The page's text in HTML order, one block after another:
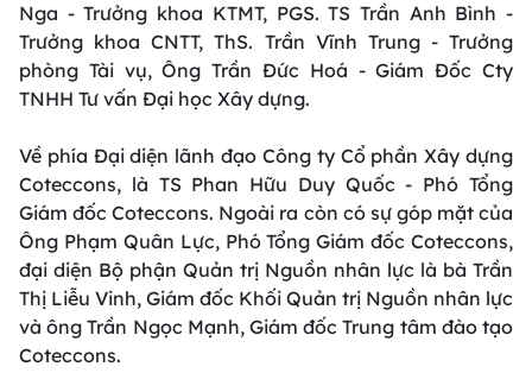
Nga - Trưởng khoa KTMT, PGS. TS Trần Anh Bình -
Trưởng khoa CNTT, ThS. Trần Vĩnh Trung - Trưởng
phòng Tài vụ, Ông Trần Đức Hoá - Giám Đốc Cty
TNHH Tư vấn Đại học Xây dựng.
Về phía Đại diện lãnh đạo Công ty Cổ phần Xây dựng
Coteccons, là TS Phan Hữu Duy Quốc - Phó Tổng
Giám đốc Coteccons. Ngoài ra còn có sự góp mặt của
Ông Phạm Quân Lực, Phó Tổng Giám đốc Coteccons,
đại diện Bộ phận Quản trị Nguồn nhân lực là bà Trần
Thị Liễu Vinh, Giám đốc Khối Quản trị Nguồn nhân lực
và ông Trần Ngọc Mạnh, Giám đốc Trung tâm đào tạo
Coteccons.